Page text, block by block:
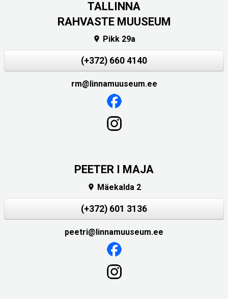
TALLINNA
RAHVASTE MUUSEUM
 Pikk 29a
(+372) 660 4140
rm@linnamuuseum.ee
PEETER I MAJA
 Mäekalda 2
(+372) 601 3136
peetri@linnamuuseum.ee